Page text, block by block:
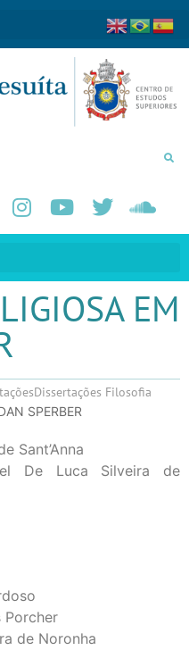
EM
Dissertações Filosofia
SPERBER
Sant’Anna
De Luca Silveira de
Porcher
de Noronha